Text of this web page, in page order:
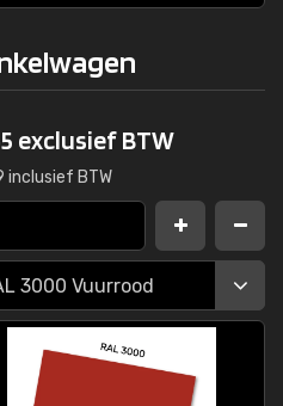
exclusief BTW
inclusief BTW